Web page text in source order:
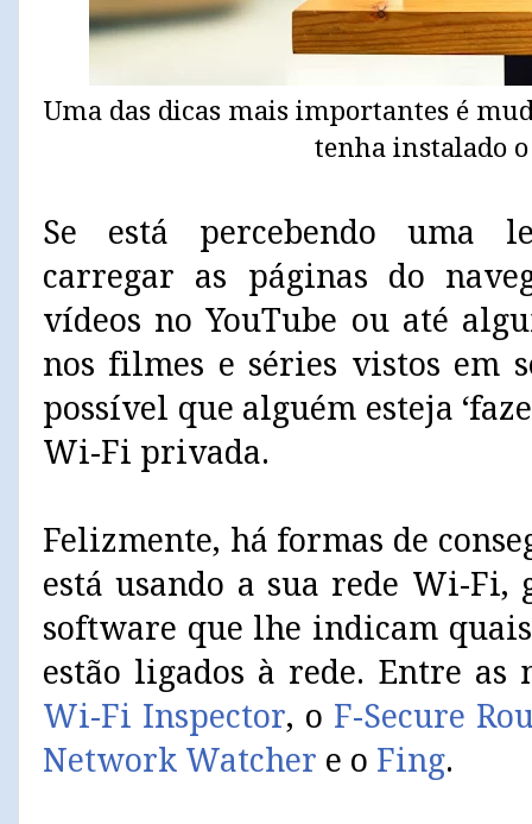
Uma das dicas mais importantes é
tenha instalado
Se está percebendo uma
carregar as páginas do
vídeos no YouTube ou até
nos filmes e séries vistos em
possível que alguém esteja
Wi-Fi privada.
Felizmente, há formas de
está usando a sua rede Wi-Fi,
software que lhe indicam
estão ligados à rede. Entre as
Wi-Fi Inspector, o F-Secure
Network Watcher e o Fing.